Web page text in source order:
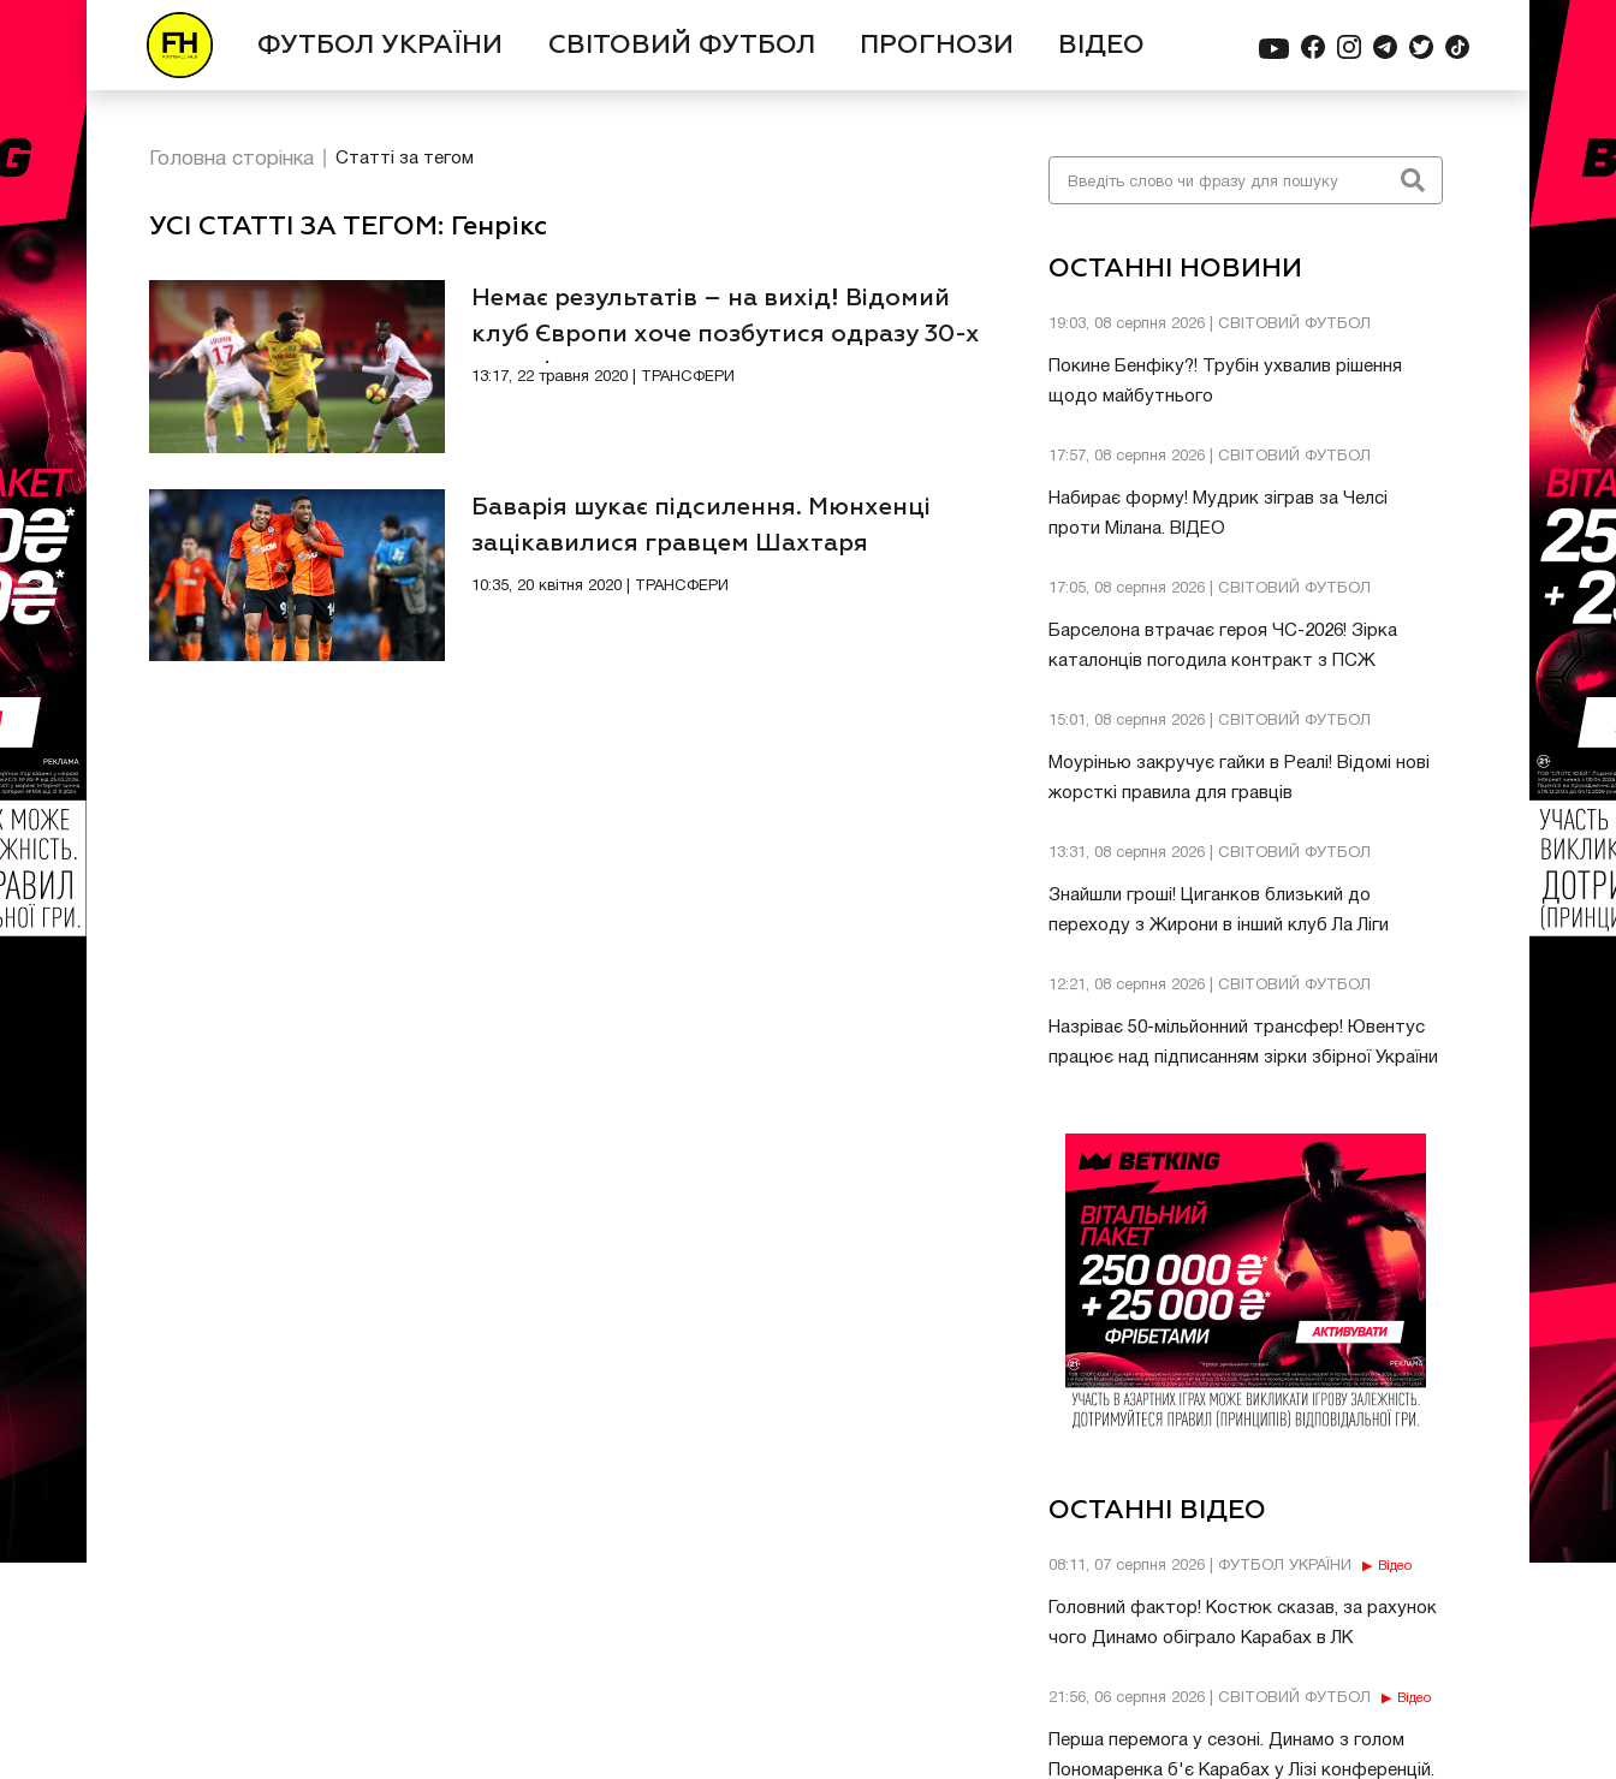
ФУТБОЛ УКРАЇНИ СВІТОВИЙ ФУТБОЛ ПРОГНОЗИ ВІДЕО
ОСТАННІ НОВИНИ
19:03, 08 серпня 2026 | СВІТОВИЙ ФУТБОЛ
Покине Бенфіку?! Трубін ухвалив рішення
щодо майбутнього
17:57, 08 серпня 2026 | СВІТОВИЙ ФУТБОЛ
Набирає форму! Мудрик зіграв за Челсі
проти Мілана. ВІДЕО
17:05, 08 серпня 2026 | СВІТОВИЙ ФУТБОЛ
Барселона втрачає героя ЧС-2026! Зірка
каталонців погодила контракт з ПСЖ
15:01, 08 серпня 2026 | СВІТОВИЙ ФУТБОЛ
Моурінью закручує гайки в Реалі! Відомі нові
жорсткі правила для гравців
13:31, 08 серпня 2026 | СВІТОВИЙ ФУТБОЛ
Знайшли гроші! Циганков близький до
переходу з Жирони в інший клуб Ла Ліги
12:21, 08 серпня 2026 | СВІТОВИЙ ФУТБОЛ
Назріває 50-мільйонний трансфер! Ювентус
працює над підписанням зірки збірної України
ОСТАННІ ВІДЕО
08:11, 07 серпня 2026 | ФУТБОЛ УКРАЇНИ Відео
Головний фактор! Костюк сказав, за рахунок
чого Динамо обіграло Карабах в ЛК
21:56, 06 серпня 2026 | СВІТОВИЙ ФУТБОЛ Відео
Перша перемога у сезоні. Динамо з голом
Пономаренка б'є Карабах у Лізі конференцій.
Головна сторінка Статті за тегом
УСІ СТАТТІ ЗА ТЕГОМ: Генрікс
Немає результатів – на вихід! Відомий
клуб Європи хоче позбутися одразу 30-х
гравців
13:17, 22 травня 2020 | ТРАНСФЕРИ
Баварія шукає підсилення. Мюнхенці
зацікавилися гравцем Шахтаря
10:35, 20 квітня 2020 | ТРАНСФЕРИ